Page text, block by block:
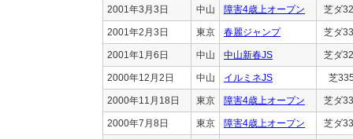
2001年3月3日 中山 障害4歳上オープン 芝ダ
2001年2月3日 東京 春麗ジャンプ 芝ダ
2001年1月6日 中山 中山新春JS 芝ダ
2000年12月2日 中山 イルミネJS 芝
2000年11月18日 東京 障害4歳上オープン 芝ダ
2000年7月8日 東京 障害4歳上オープン 芝ダ